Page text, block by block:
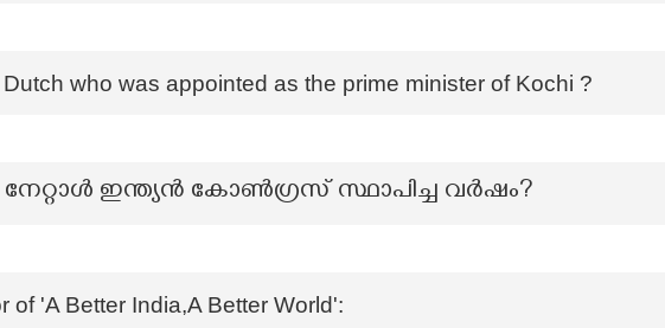
who was appointed as the prime minister of Kochi ?
നേറ്റാൾ ഇന്ത്യൻ കോൺഗ്രസ് സ്ഥാപിച്ച വർഷം?
of 'A Better India,A Better World':